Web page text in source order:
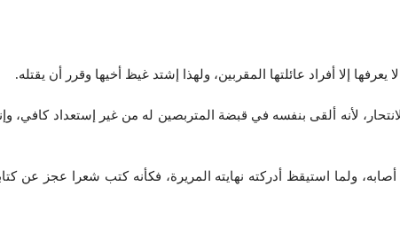
إلا أفراد عائلتها المقربين، ولهذا إشتد غيظ أخيها وقرر أن يقتله.
لأنه ألقى بنفسه في قبضة المتربصين له من غير إستعداد كافي،
ولما استيقظ أدركته نهايته المريرة، فكأنه كتب شعرا عجز عن